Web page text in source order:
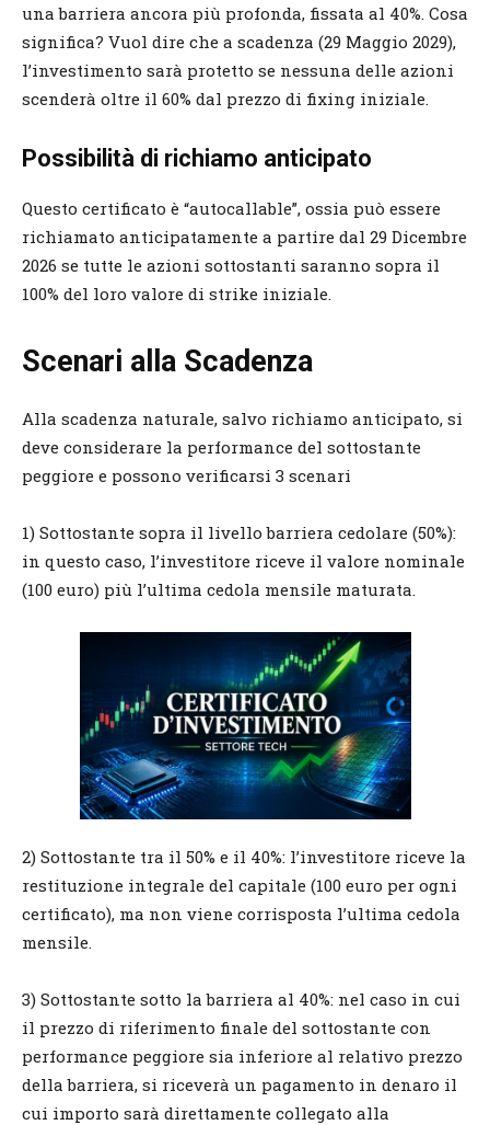
una barriera ancora più profonda, fissata al 40%. Cosa
significa? Vuol dire che a scadenza (29 Maggio 2029),
l’investimento sarà protetto se nessuna delle azioni
scenderà oltre il 60% dal prezzo di fixing iniziale.
Possibilità di richiamo anticipato
Questo certificato è “autocallable”, ossia può essere
richiamato anticipatamente a partire dal 29 Dicembre
2026 se tutte le azioni sottostanti saranno sopra il
100% del loro valore di strike iniziale.
Scenari alla Scadenza
Alla scadenza naturale, salvo richiamo anticipato, si
deve considerare la performance del sottostante
peggiore e possono verificarsi 3 scenari
1) Sottostante sopra il livello barriera cedolare (50%):
in questo caso, l’investitore riceve il valore nominale
(100 euro) più l’ultima cedola mensile maturata.
2) Sottostante tra il 50% e il 40%: l’investitore riceve la
restituzione integrale del capitale (100 euro per ogni
certificato), ma non viene corrisposta l’ultima cedola
mensile.
3) Sottostante sotto la barriera al 40%: nel caso in cui
il prezzo di riferimento finale del sottostante con
performance peggiore sia inferiore al relativo prezzo
della barriera, si riceverà un pagamento in denaro il
cui importo sarà direttamente collegato alla